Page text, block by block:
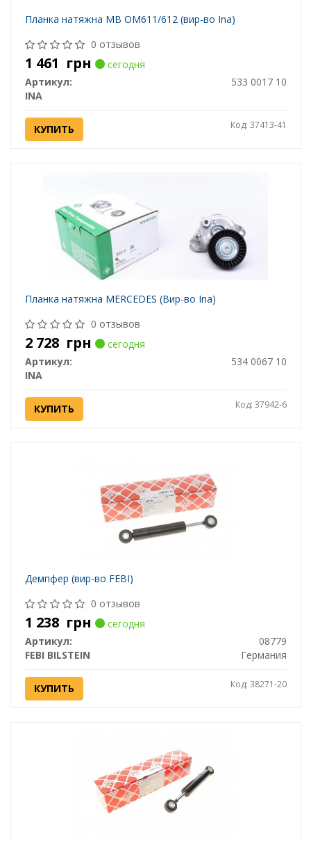
Планка натяжна MB OM611/612 (вир-во Ina)
0 отзывов
1 461 грн
сегодня
Артикул:
533 0017 10
INA
КУПИТЬ Код: 37413-41
Планка натяжна MERCEDES (Вир-во Ina)
0 отзывов
2 728 грн
сегодня
Артикул:
534 0067 10
INA
КУПИТЬ Код: 37942-6
Демпфер (вир-во FEBI)
0 отзывов
1 238 грн
сегодня
Артикул:
08779
FEBI BILSTEIN
Германия
КУПИТЬ Код: 38271-20